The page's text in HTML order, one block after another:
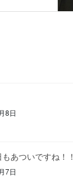
8日
あついですね！！
7日